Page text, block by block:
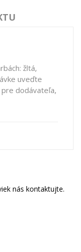
žltá,
uveďte
pre dodávateľa,
nás kontaktujte.